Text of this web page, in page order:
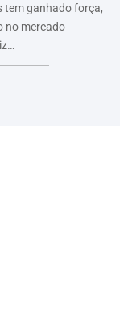
tem ganhado força,
no mercado